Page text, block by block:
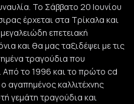
Το Σάββατο 20 Ιουνίου
έρχεται στα Τρίκαλα και
επετειακή
και θα μας ταξιδέψει με τις
τραγούδια που
Από το 1996 και το πρώτο cd
αγαπημένος καλλιτέχνης
γεμάτη τραγούδια και